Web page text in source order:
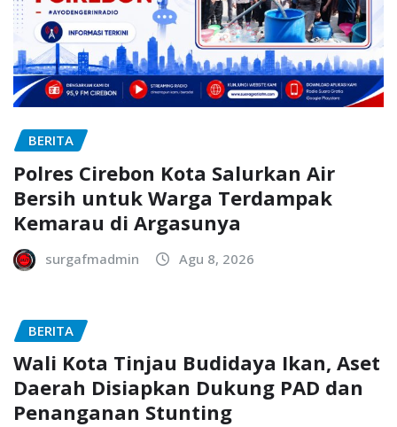
BERITA
Polres Cirebon Kota Salurkan Air
Bersih untuk Warga Terdampak
Kemarau di Argasunya
surgafmadmin Agu 8, 2026
BERITA
Wali Kota Tinjau Budidaya Ikan, Aset
Daerah Disiapkan Dukung PAD dan
Penanganan Stunting